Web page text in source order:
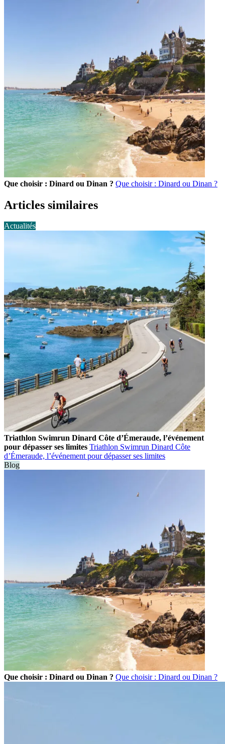
Que choisir : Dinard ou Dinan ? Que choisir : Dinard ou Dinan ?
Articles similaires
Actualités
Triathlon Swimrun Dinard Côte d’Émeraude, l’événement
pour dépasser ses limites Triathlon Swimrun Dinard Côte
d’Émeraude, l’événement pour dépasser ses limites
Blog
Que choisir : Dinard ou Dinan ? Que choisir : Dinard ou Dinan ?